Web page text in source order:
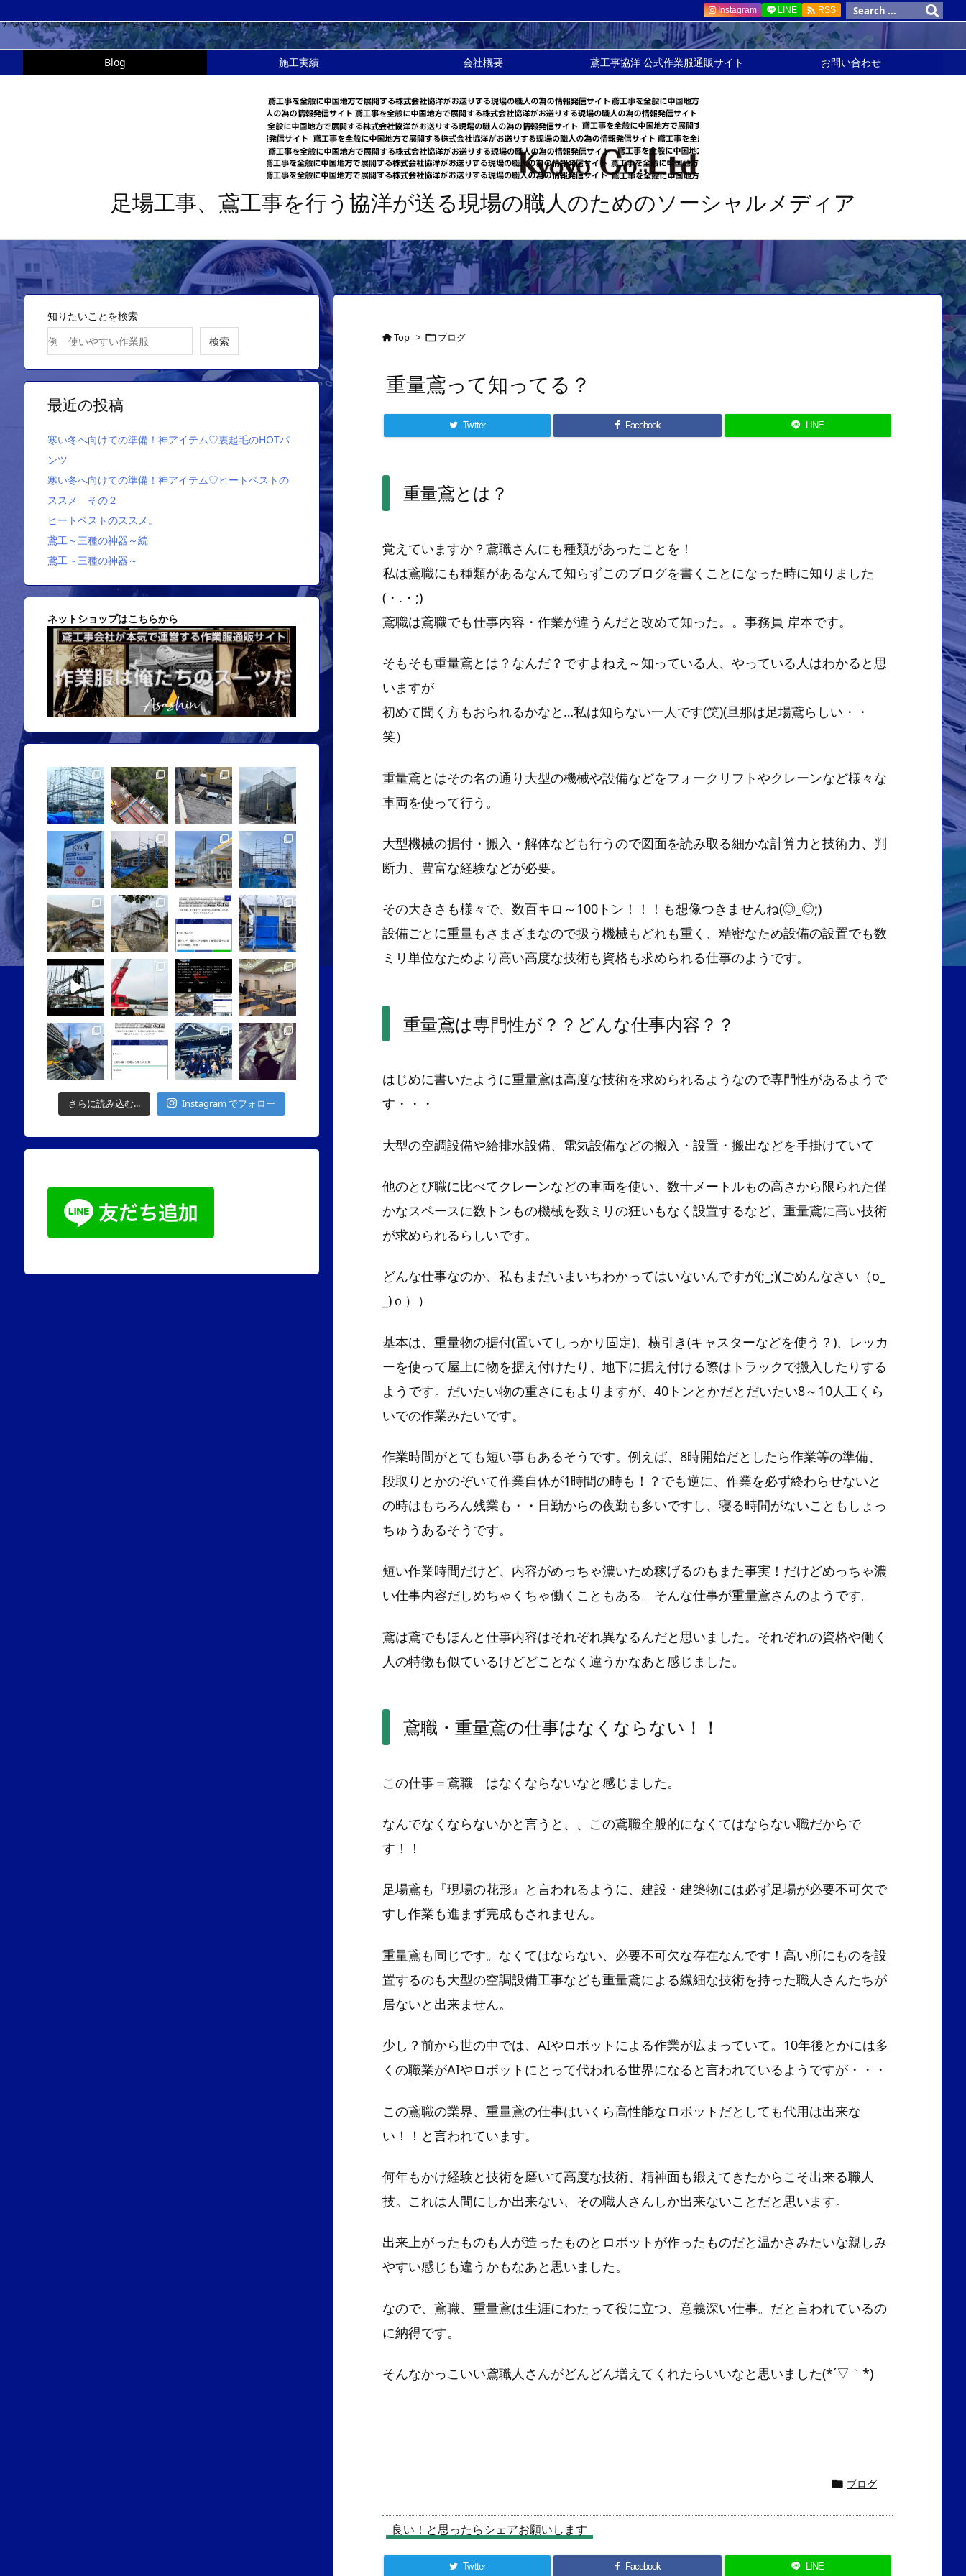
足場鳶も『現場の花形』と言われるように、建設・建築物には必ず足場が必要不可欠ですし作業も進まず完成もされません。重量鳶も同じです。なくてはならない、必要不可欠な存在なんです！高い所にものを設置
するのも大型の空調設備工事なども重量鳶による繊細な技術を持った職人さんたちが居ないと出来ません。
Blog 施工実績 会社概要 鳶工事協洋 公式作業服通販サイト お問い合わせ
Instagram LINE  RSS
足場工事、鳶工事を行う協洋が送る現場の職人のためのソーシャルメディア
Top > ブログ
重量鳶って知ってる？
Twitter Facebook LINE
重量鳶とは？
覚えていますか？鳶職さんにも種類があったことを！
私は鳶職にも種類があるなんて知らずこのブログを書くことになった時に知りました
(・.・;)
鳶職は鳶職でも仕事内容・作業が違うんだと改めて知った。。事務員 岸本です。
そもそも重量鳶とは？なんだ？ですよねえ～知っている人、やっている人はわかると思
いますが
初めて聞く方もおられるかなと…私は知らない一人です(笑)(旦那は足場鳶らしい・・
笑）
重量鳶とはその名の通り大型の機械や設備などをフォークリフトやクレーンなど様々な
車両を使って行う。
大型機械の据付・搬入・解体なども行うので図面を読み取る細かな計算力と技術力、判
断力、豊富な経験などが必要。
その大きさも様々で、数百キロ～100トン！！！も想像つきませんね(◎_◎;)
設備ごとに重量もさまざまなので扱う機械もどれも重く、精密なため設備の設置でも数
ミリ単位なためより高い高度な技術も資格も求められる仕事のようです。
重量鳶は専門性が？？どんな仕事内容？？
はじめに書いたように重量鳶は高度な技術を求められるようなので専門性があるようで
す・・・
大型の空調設備や給排水設備、電気設備などの搬入・設置・搬出などを手掛けていて
他のとび職に比べてクレーンなどの車両を使い、数十メートルもの高さから限られた僅
かなスペースに数トンもの機械を数ミリの狂いもなく設置するなど、重量鳶に高い技術
が求められるらしいです。
どんな仕事なのか、私もまだいまいちわかってはいないんですが(;_;)(ごめんなさい（o_
_)ｏ））
基本は、重量物の据付(置いてしっかり固定)、横引き(キャスターなどを使う？)、レッカ
ーを使って屋上に物を据え付けたり、地下に据え付ける際はトラックで搬入したりする
ようです。だいたい物の重さにもよりますが、40トンとかだとだいたい8～10人工くら
いでの作業みたいです。
作業時間がとても短い事もあるそうです。例えば、8時開始だとしたら作業等の準備、
段取りとかのぞいて作業自体が1時間の時も！？でも逆に、作業を必ず終わらせないと
の時はもちろん残業も・・日勤からの夜勤も多いですし、寝る時間がないこともしょっ
ちゅうあるそうです。
短い作業時間だけど、内容がめっちゃ濃いため稼げるのもまた事実！だけどめっちゃ濃
い仕事内容だしめちゃくちゃ働くこともある。そんな仕事が重量鳶さんのようです。
鳶は鳶でもほんと仕事内容はそれぞれ異なるんだと思いました。それぞれの資格や働く
人の特徴も似ているけどどことなく違うかなあと感じました。
鳶職・重量鳶の仕事はなくならない！！
この仕事＝鳶職 はなくならないなと感じました。
なんでなくならないかと言うと、、この鳶職全般的になくてはならない職だからで
す！！
足場鳶も『現場の花形』と言われるように、建設・建築物には必ず足場が必要不可欠で
すし作業も進まず完成もされません。
重量鳶も同じです。なくてはならない、必要不可欠な存在なんです！高い所にものを設
置するのも大型の空調設備工事なども重量鳶による繊細な技術を持った職人さんたちが
居ないと出来ません。
少し？前から世の中では、AIやロボットによる作業が広まっていて。10年後とかには多
くの職業がAIやロボットにとって代われる世界になると言われているようですが・・・
この鳶職の業界、重量鳶の仕事はいくら高性能なロボットだとしても代用は出来な
い！！と言われています。
何年もかけ経験と技術を磨いて高度な技術、精神面も鍛えてきたからこそ出来る職人
技。これは人間にしか出来ない、その職人さんしか出来ないことだと思います。
出来上がったものも人が造ったものとロボットが作ったものだと温かさみたいな親しみ
やすい感じも違うかもなあと思いました。
なので、鳶職、重量鳶は生涯にわたって役に立つ、意義深い仕事。だと言われているの
に納得です。
そんなかっこいい鳶職人さんがどんどん増えてくれたらいいなと思いました(*´▽｀*)
 ブログ
良い！と思ったらシェアお願いします
Twitter Facebook LINE
知りたいことを検索
検索
最近の投稿
寒い冬へ向けての準備！神アイテム♡裏起毛のHOTパ
ンツ
寒い冬へ向けての準備！神アイテム♡ヒートベストの
ススメ その２
ヒートベストのススメ。
鳶工～三種の神器～続
鳶工～三種の神器～
ネットショップはこちらから
さらに読み込む... Instagram でフォロー